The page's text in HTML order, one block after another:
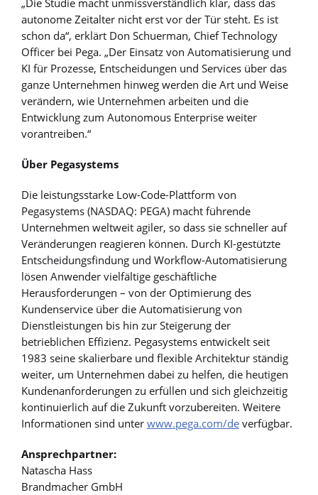
autonome Zeitalter nicht erst vor der Tür steht. Es ist
schon da“, erklärt Don Schuerman, Chief Technology
Officer bei Pega. „Der Einsatz von Automatisierung und
KI für Prozesse, Entscheidungen und Services über das
ganze Unternehmen hinweg werden die Art und Weise
verändern, wie Unternehmen arbeiten und die
Entwicklung zum Autonomous Enterprise weiter
vorantreiben.“
Über Pegasystems
Die leistungsstarke Low-Code-Plattform von
Pegasystems (NASDAQ: PEGA) macht führende
Unternehmen weltweit agiler, so dass sie schneller auf
Veränderungen reagieren können. Durch KI-gestützte
Entscheidungsfindung und Workflow-Automatisierung
lösen Anwender vielfältige geschäftliche
Herausforderungen – von der Optimierung des
Kundenservice über die Automatisierung von
Dienstleistungen bis hin zur Steigerung der
betrieblichen Effizienz. Pegasystems entwickelt seit
1983 seine skalierbare und flexible Architektur ständig
weiter, um Unternehmen dabei zu helfen, die heutigen
Kundenanforderungen zu erfüllen und sich gleichzeitig
kontinuierlich auf die Zukunft vorzubereiten. Weitere
Informationen sind unter www.pega.com/de verfügbar.
Ansprechpartner:
Natascha Hass
Brandmacher GmbH